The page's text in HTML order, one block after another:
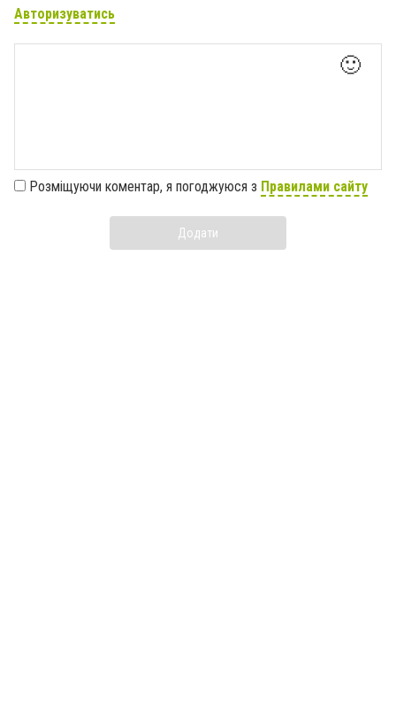
Авторизуватись
🙂
Розміщуючи коментар, я погоджуюся з Правилами сайту
Додати